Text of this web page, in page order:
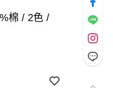
棉 / 2色 /